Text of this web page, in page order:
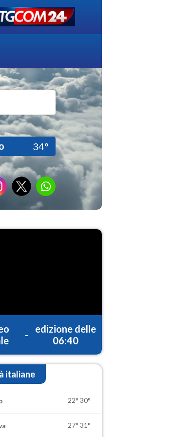
34°
-
edizione delle
06:40
italiane
22° 30°
27° 31°